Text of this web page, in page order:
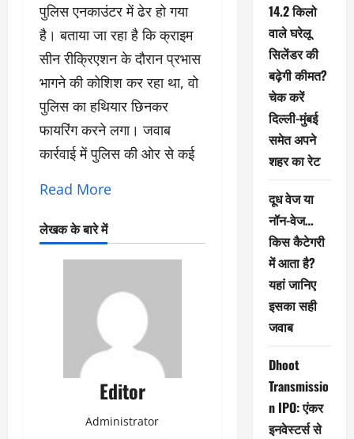
पुलिस एनकाउंटर में ढेर हो गया
है। बताया जा रहा है कि क्राइम
सीन रीक्रिएशन के दौरान प्रभास
भागने की कोशिश कर रहा था, वो
पुलिस का हथियार छिनकर
फायरिंग करने लगा। जवाब
कार्रवाई में पुलिस की ओर से कई
Read More
लेखक के बारे में
Editor
Administrator
14.2 किलो
वाले घरेलू
सिलेंडर की
बढ़ेगी कीमत?
चेक करें
दिल्ली-मुंबई
समेत अपने
शहर का रेट
दूध वेज या
नॉन-वेज…
किस कैटेगरी
में आता है?
यहां जानिए
इसका सही
जवाब
Dhoot
Transmissio
n IPO: एंकर
इनवेस्टर्स से